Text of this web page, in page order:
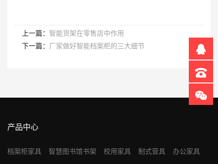
上一篇： 智能货架在零售店中作用
下一篇： 厂家做好智能档案柜的三大细节
产品中心
档案柜家具 智慧图书馆书架 校用家具 制式营具 办公家具